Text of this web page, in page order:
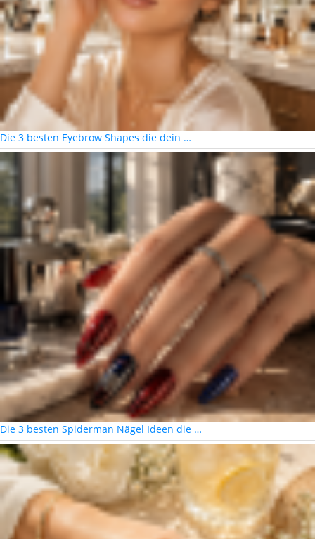
Die 3 besten Eyebrow Shapes die dein …
Die 3 besten Spiderman Nägel Ideen die …